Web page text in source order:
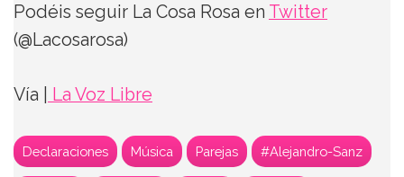
Podéis seguir La Cosa Rosa en Twitter
(@Lacosarosa)
Vía | La Voz Libre
Declaraciones Música Parejas #Alejandro-Sanz